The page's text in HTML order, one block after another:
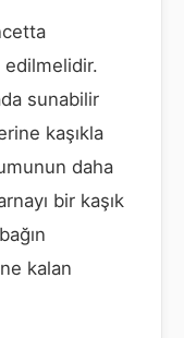
edilmelidir.
sunabilir
kaşıkla
daha
bir kaşık
kalan